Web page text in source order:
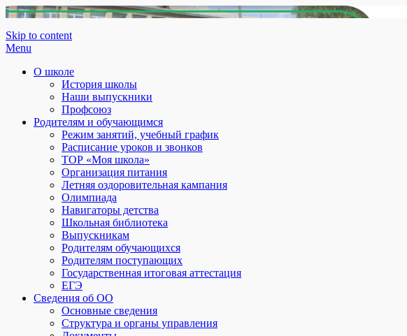
Skip to content
Menu
О школе
История школы
Наши выпускники
Профсоюз
Родителям и обучающимся
Режим занятий, учебный график
Расписание уроков и звонков
ТОР «Моя школа»
Организация питания
Летняя оздоровительная кампания
Олимпиада
Навигаторы детства
Школьная библиотека
Выпускникам
Родителям обучающихся
Родителям поступающих
Государственная итоговая аттестация
ЕГЭ
Сведения об ОО
Основные сведения
Структура и органы управления